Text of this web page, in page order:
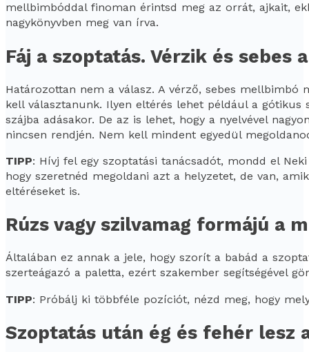
mellbimbóddal finoman érintsd meg az orrát, ajkait,
nagykönyvben meg van írva.
Fáj a szoptatás. Vérzik és
Határozottan nem a válasz. A vérző, sebes
kell választanunk. Ilyen eltérés lehet például a
szájba adásakor. De az is lehet, hogy a nyelvével
nincsen rendjén. Nem kell mindent egyedül
TIPP: Hívj fel egy szoptatási tanácsadót, mondd el
hogy szeretnéd megoldani azt a helyzetet, de van,
eltéréseket is.
Rúzs vagy szilvamag formájú a
Általában ez annak a jele, hogy szorít a babád a
szerteágazó a paletta, ezért szakember segítségével
TIPP: Próbálj ki többféle pozíciót, nézd meg, hogy
Szoptatás után ég és fehér lesz